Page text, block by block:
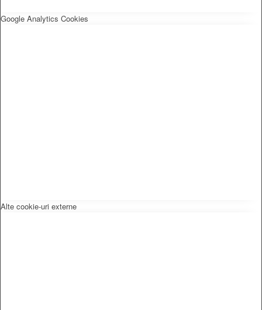
Google Analytics Cookies
Alte cookie-uri externe